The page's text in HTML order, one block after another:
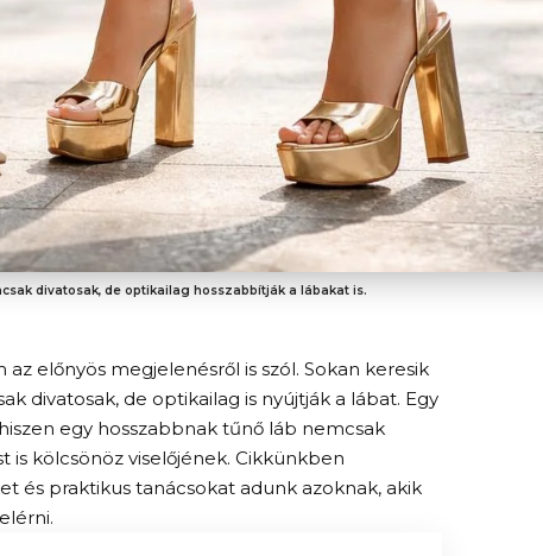
divatosak, de optikailag hosszabbítják a lábakat is.
előnyös megjelenésről is szól. Sokan keresik
divatosak, de optikailag is nyújtják a lábat. Egy
egy hosszabbnak tűnő láb nemcsak
kölcsönöz viselőjének. Cikkünkben
és praktikus tanácsokat adunk azoknak, akik